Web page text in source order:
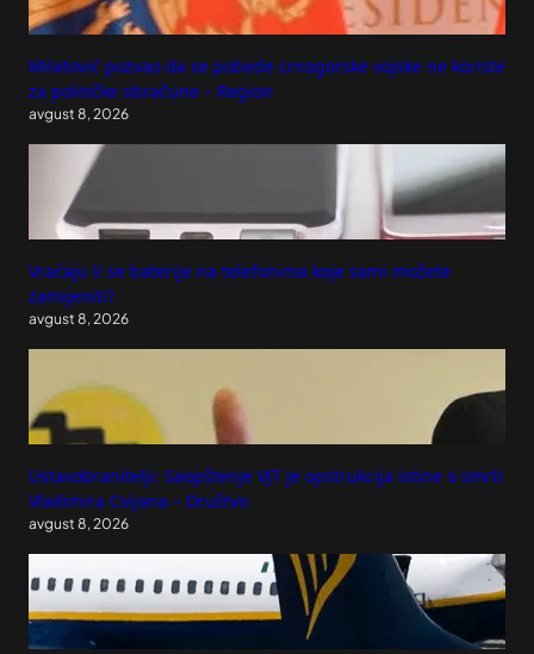
Milatović pozvao da se pobede crnogorske vojske ne koriste
za političke obračune – Region
avgust 8, 2026
Vraćaju li se baterije na telefonima koje sami možete
zamijeniti?
avgust 8, 2026
Ustavobranitelji: Saopštenje VJT je opstrukcija istine o smrti
Vladimira Cvijana – Društvo
avgust 8, 2026